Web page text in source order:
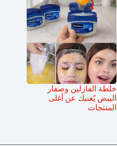
خلطة الفازلين وصفار
البيض يُغنيك عن أغلى
المنتجات